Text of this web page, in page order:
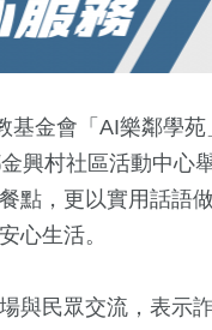
基金會「AI樂鄰學
興村社區活動中心
點，更以實用話語
心生活。
與民眾交流，表示